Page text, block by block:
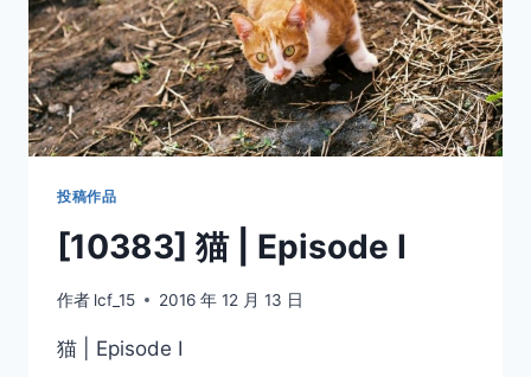
投稿作品
[10383] 猫 | Episode I
作者 lcf_15 2016 年 12 月 13 日
猫 | Episode I